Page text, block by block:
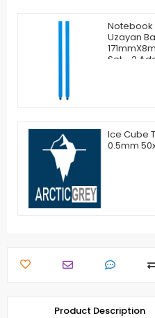
Notebook
Uzayan
Set - 2
Ice Cube
0.5mm
Product Description